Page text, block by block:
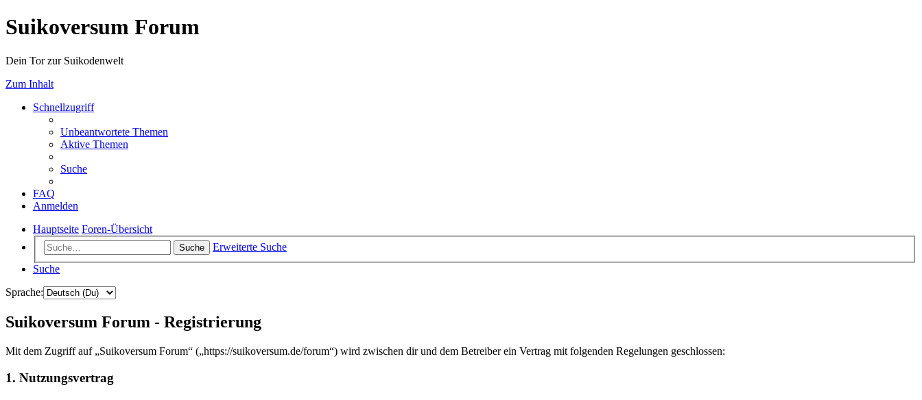
Suikoversum Forum
Dein Tor zur Suikodenwelt
Zum Inhalt
Schnellzugriff
Unbeantwortete Themen
Aktive Themen
Suche
FAQ
Anmelden
Hauptseite Foren-Übersicht
Suche
Erweiterte Suche
Suche
Sprache:
Suikoversum Forum - Registrierung
Mit dem Zugriff auf „Suikoversum Forum“ („https://suikoversum.de/forum“) wird zwischen dir und dem Betreiber ein Vertrag mit folgenden Regelungen geschlossen:
1. Nutzungsvertrag